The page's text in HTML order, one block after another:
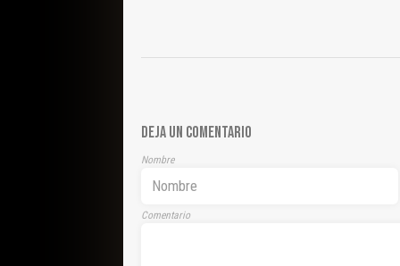
DEJA UN COMENTARIO
Nombre
Comentario